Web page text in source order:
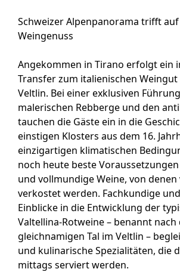
Schweizer Alpenpanorama trifft
Weingenuss
Angekommen in Tirano erfolgt ein
Transfer zum italienischen Weingut
Veltlin. Bei einer exklusiven
malerischen Rebberge und den
tauchen die Gäste ein in die
einstigen Klosters aus dem 16.
einzigartigen klimatischen
noch heute beste
und vollmundige Weine, von
verkostet werden. Fachkundige
Einblicke in die Entwicklung der
Valtellina-Rotweine – benannt nach
gleichnamigen Tal im Veltlin –
und kulinarische Spezialitäten, die
mittags serviert werden.